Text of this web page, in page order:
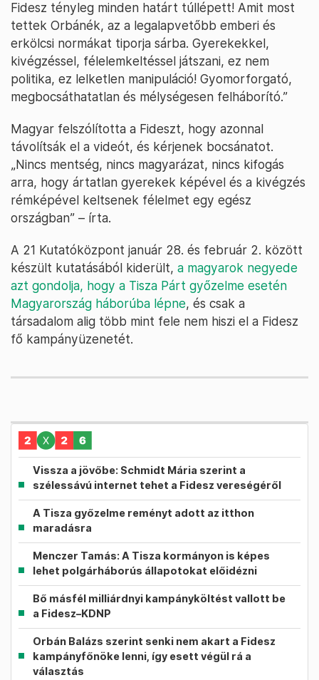
Fidesz tényleg minden határt túllépett! Amit most
tettek Orbánék, az a legalapvetőbb emberi és
erkölcsi normákat tiporja sárba. Gyerekekkel,
kivégzéssel, félelemkeltéssel játszani, ez nem
politika, ez lelketlen manipuláció! Gyomorforgató,
megbocsáthatatlan és mélységesen felháborító.”
Magyar felszólította a Fideszt, hogy azonnal
távolítsák el a videót, és kérjenek bocsánatot.
„Nincs mentség, nincs magyarázat, nincs kifogás
arra, hogy ártatlan gyerekek képével és a kivégzés
rémképével keltsenek félelmet egy egész
országban” – írta.
A 21 Kutatóközpont január 28. és február 2. között
készült kutatásából kiderült, a magyarok negyede
azt gondolja, hogy a Tisza Párt győzelme esetén
Magyarország háborúba lépne, és csak a
társadalom alig több mint fele nem hiszi el a Fidesz
fő kampányüzenetét.
Vissza a jövőbe: Schmidt Mária szerint a
szélessávú internet tehet a Fidesz vereségéről
A Tisza győzelme reményt adott az itthon
maradásra
Menczer Tamás: A Tisza kormányon is képes
lehet polgárháborús állapotokat előidézni
Bő másfél milliárdnyi kampányköltést vallott be
a Fidesz–KDNP
Orbán Balázs szerint senki nem akart a Fidesz
kampányfőnöke lenni, így esett végül rá a
választás